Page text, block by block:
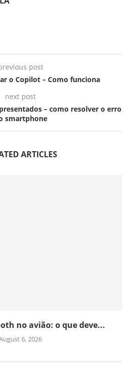
post
o Copilot – Como funciona
next post
– como resolver o erro
smartphone
ARTICLES
no avião: o que deve...
6, 2026